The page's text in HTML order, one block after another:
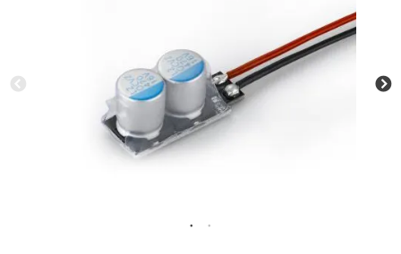
業務用ドローン・業務関連製品
水中ドローン(ROV)・水中スクーター
講習会･国家資格･WEBセミナー